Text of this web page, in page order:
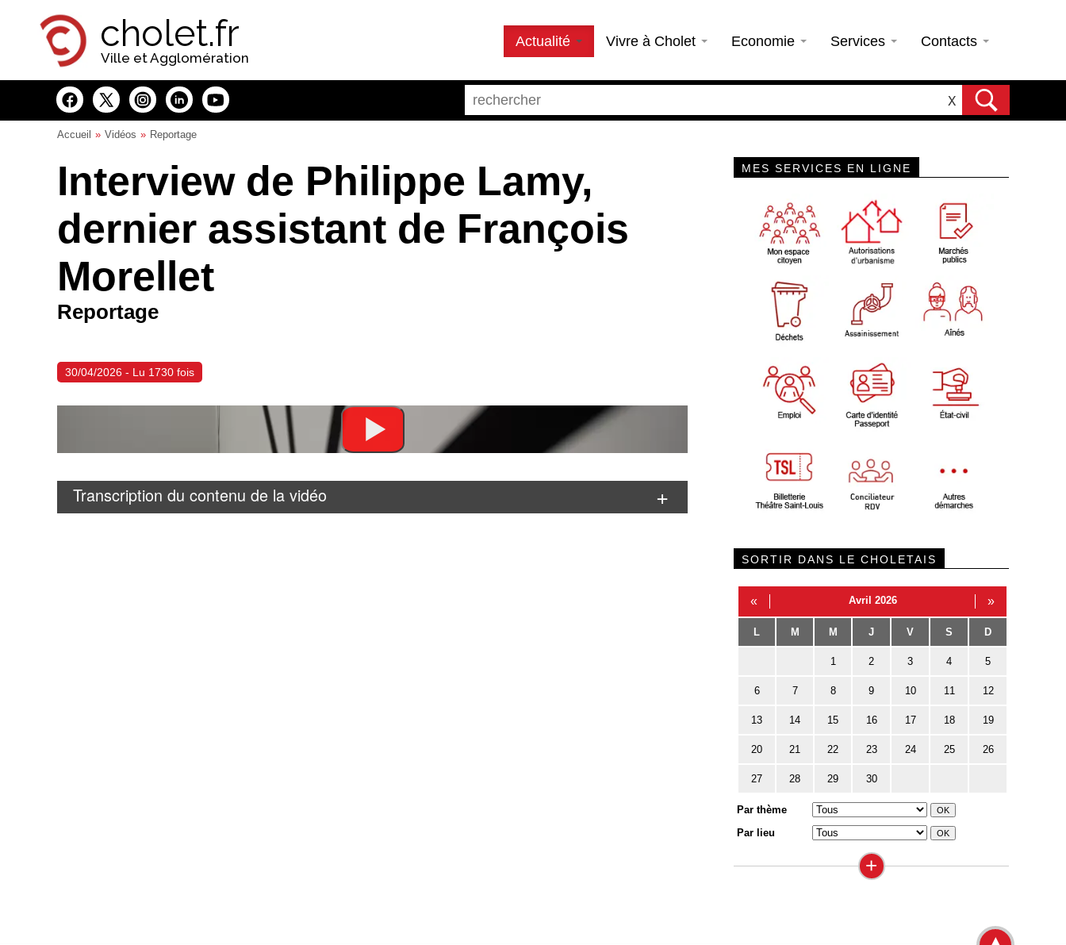
cholet.fr
Ville et Agglomération
Actualité Vivre à Cholet Economie Services Contacts
X
Accueil Vidéos Reportage
Interview de Philippe Lamy,
dernier assistant de François
Morellet
Reportage
30/04/2026 - Lu 1730 fois
Transcription du contenu de la vidéo
MES SERVICES EN LIGNE
SORTIR DANS LE CHOLETAIS
« Avril 2026 »
L M M J V S D
1 2 3 4 5
6 7 8 9 10 11 12
13 14 15 16 17 18 19
20 21 22 23 24 25 26
27 28 29 30
Par thème
Par lieu
+